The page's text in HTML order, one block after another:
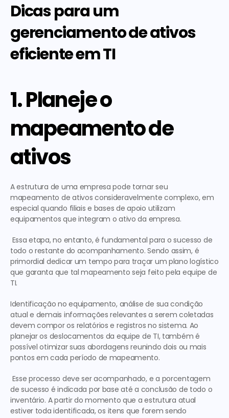
Dicas para um
gerenciamento de ativos
eficiente em TI
1. Planeje o
mapeamento de
ativos
A estrutura de uma empresa pode tornar seu
mapeamento de ativos consideravelmente complexo, em
especial quando filiais e bases de apoio utilizam
equipamentos que integram o ativo da empresa.
todo o restante do acompanhamento. Sendo assim, é
primordial dedicar um tempo para traçar um plano logístico
que garanta que tal mapeamento seja feito pela equipe de
TI.
Identificação no equipamento, análise de sua condição
atual e demais informações relevantes a serem coletadas
devem compor os relatórios e registros no sistema. Ao
planejar os deslocamentos da equipe de TI, também é
possível otimizar suas abordagens reunindo dois ou mais
pontos em cada período de mapeamento.
de sucesso é indicada por base até a conclusão de todo o
inventário. A partir do momento que a estrutura atual
estiver toda identificada, os itens que forem sendo